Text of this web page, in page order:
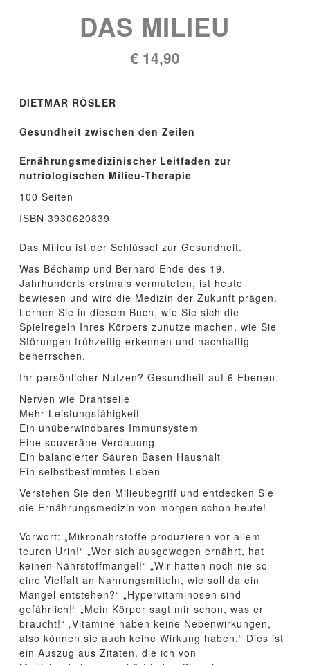
DAS MILIEU
€14,90
DIETMAR RÖSLER
Gesundheit zwischen den Zeilen
Ernährungsmedizinischer Leitfaden zur
nutriologischen Milieu-Therapie
100 Seiten
ISBN 3930620839
Das Milieu ist der Schlüssel zur Gesundheit.
Was Béchamp und Bernard Ende des 19.
Jahrhunderts erstmals vermuteten, ist heute
bewiesen und wird die Medizin der Zukunft prägen.
Lernen Sie in diesem Buch, wie Sie sich die
Spielregeln Ihres Körpers zunutze machen, wie Sie
Störungen frühzeitig erkennen und nachhaltig
beherrschen.
Ihr persönlicher Nutzen? Gesundheit auf 6 Ebenen:
Nerven wie Drahtseile
Mehr Leistungsfähigkeit
Ein unüberwindbares Immunsystem
Eine souveräne Verdauung
Ein balancierter Säuren Basen Haushalt
Ein selbstbestimmtes Leben
Verstehen Sie den Milieubegriff und entdecken Sie
die Ernährungsmedizin von morgen schon heute!
Vorwort: „Mikronährstoffe produzieren vor allem
teuren Urin!“ „Wer sich ausgewogen ernährt, hat
keinen Nährstoffmangel!“ „Wir hatten noch nie so
eine Vielfalt an Nahrungsmitteln, wie soll da ein
Mangel entstehen?“ „Hypervitaminosen sind
gefährlich!“ „Mein Körper sagt mir schon, was er
braucht!“ „Vitamine haben keine Nebenwirkungen,
also können sie auch keine Wirkung haben.“ Dies ist
ein Auszug aus Zitaten, die ich von